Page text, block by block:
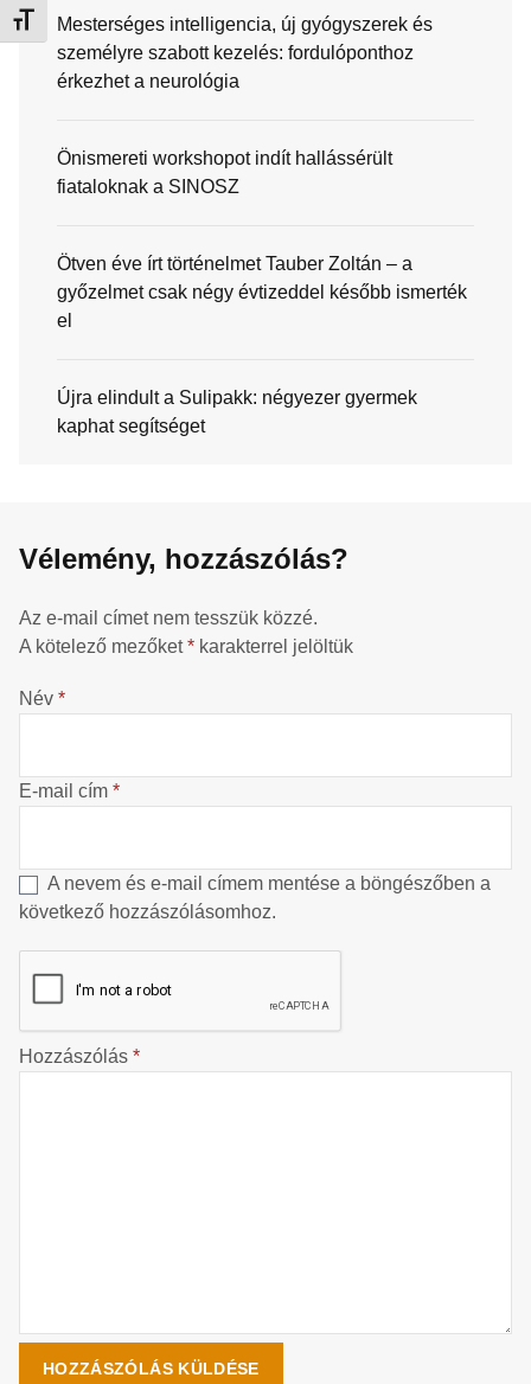
Betűméret váltása
Mesterséges intelligencia, új gyógyszerek és
személyre szabott kezelés: fordulóponthoz
érkezhet a neurológia
Önismereti workshopot indít hallássérült
fiataloknak a SINOSZ
Ötven éve írt történelmet Tauber Zoltán – a
győzelmet csak négy évtizeddel később ismerték
el
Újra elindult a Sulipakk: négyezer gyermek
kaphat segítséget
Vélemény, hozzászólás?
Az e-mail címet nem tesszük közzé.
A kötelező mezőket* karakterrel jelöltük
Név *
E-mail cím *
A nevem és e-mail címem mentése a böngészőben a
következő hozzászólásomhoz.
Hozzászólás *